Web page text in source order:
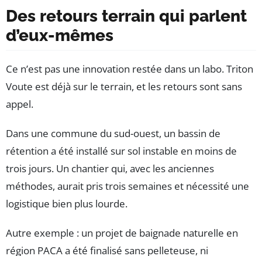
Des retours terrain qui parlent
d’eux-mêmes
Ce n’est pas une innovation restée dans un labo. Triton
Voute est déjà sur le terrain, et les retours sont sans
appel.
Dans une commune du sud-ouest, un bassin de
rétention a été installé sur sol instable en moins de
trois jours. Un chantier qui, avec les anciennes
méthodes, aurait pris trois semaines et nécessité une
logistique bien plus lourde.
Autre exemple : un projet de baignade naturelle en
région PACA a été finalisé sans pelleteuse, ni